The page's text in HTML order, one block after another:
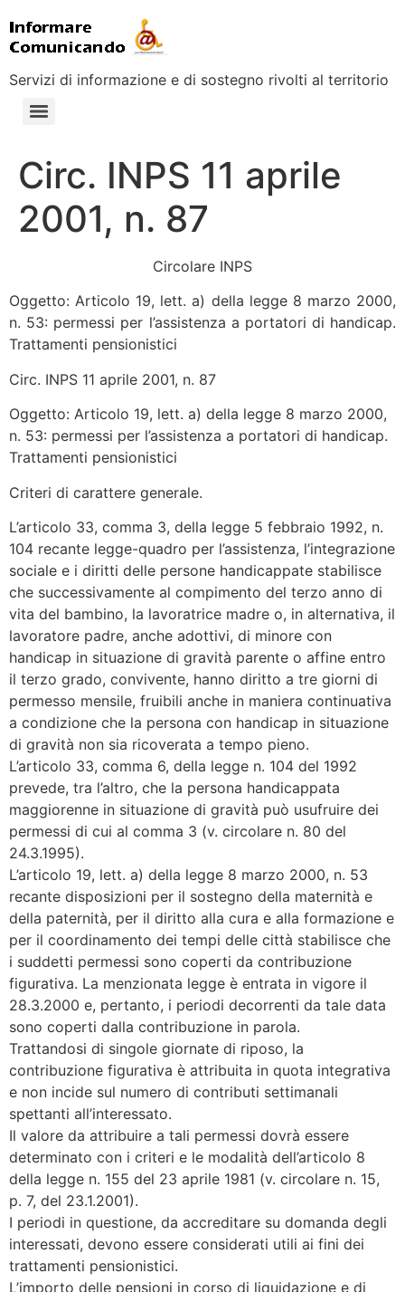
Servizi di informazione e di sostegno rivolti al territorio
Circ. INPS 11 aprile
2001, n. 87
Circolare INPS
Oggetto: Articolo 19, lett. a) della legge 8 marzo 2000,
n. 53: permessi per l’assistenza a portatori di handicap.
Trattamenti pensionistici
Circ. INPS 11 aprile 2001, n. 87
Oggetto: Articolo 19, lett. a) della legge 8 marzo 2000,
n. 53: permessi per l’assistenza a portatori di handicap.
Trattamenti pensionistici
Criteri di carattere generale.
L’articolo 33, comma 3, della legge 5 febbraio 1992, n.
104 recante legge-quadro per l’assistenza, l’integrazione
sociale e i diritti delle persone handicappate stabilisce
che successivamente al compimento del terzo anno di
vita del bambino, la lavoratrice madre o, in alternativa, il
lavoratore padre, anche adottivi, di minore con
handicap in situazione di gravità parente o affine entro
il terzo grado, convivente, hanno diritto a tre giorni di
permesso mensile, fruibili anche in maniera continuativa
a condizione che la persona con handicap in situazione
di gravità non sia ricoverata a tempo pieno.
L’articolo 33, comma 6, della legge n. 104 del 1992
prevede, tra l’altro, che la persona handicappata
maggiorenne in situazione di gravità può usufruire dei
permessi di cui al comma 3 (v. circolare n. 80 del
24.3.1995).
L’articolo 19, lett. a) della legge 8 marzo 2000, n. 53
recante disposizioni per il sostegno della maternità e
della paternità, per il diritto alla cura e alla formazione e
per il coordinamento dei tempi delle città stabilisce che
i suddetti permessi sono coperti da contribuzione
figurativa. La menzionata legge è entrata in vigore il
28.3.2000 e, pertanto, i periodi decorrenti da tale data
sono coperti dalla contribuzione in parola.
Trattandosi di singole giornate di riposo, la
contribuzione figurativa è attribuita in quota integrativa
e non incide sul numero di contributi settimanali
spettanti all’interessato.
Il valore da attribuire a tali permessi dovrà essere
determinato con i criteri e le modalità dell’articolo 8
della legge n. 155 del 23 aprile 1981 (v. circolare n. 15,
p. 7, del 23.1.2001).
I periodi in questione, da accreditare su domanda degli
interessati, devono essere considerati utili ai fini dei
trattamenti pensionistici.
L’importo delle pensioni in corso di liquidazione e di